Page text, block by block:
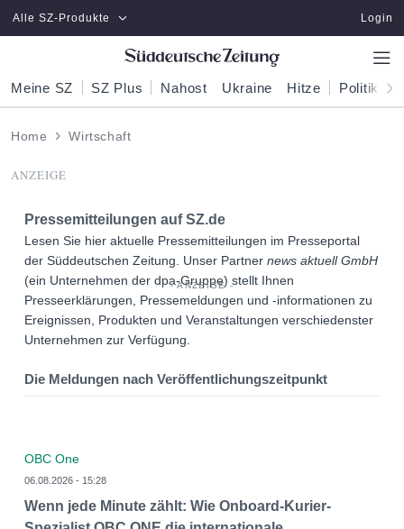
Zum Hauptinhalt springen
Alle SZ-Produkte Login
Meine SZ SZ Plus Nahost Ukraine Hitze Politik
Home Wirtschaft
ANZEIGE
Pressemitteilungen aufSZ.de
Lesen Sie hier aktuelle Pressemitteilungen im Presseportal
der Süddeutschen Zeitung. Unser Partner news aktuell GmbH
(ein Unternehmen der dpa-Gruppe) stellt Ihnen
Presseerklärungen, Pressemeldungen und -informationen zu
Ereignissen, Produkten und Veranstaltungen verschiedenster
Unternehmen zur Verfügung.
Die Meldungen nach Veröffentlichungszeitpunkt
OBC One
06.08.2026 - 15:28
Wenn jede Minute zählt: Wie Onboard-Kurier-